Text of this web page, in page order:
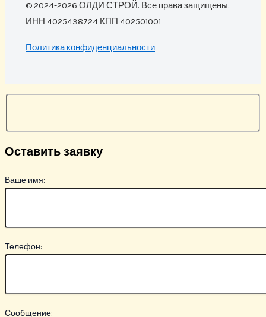
© 2024-2026 ОЛДИ СТРОЙ. Все права защищены.
ИНН 4025438724 КПП 402501001
Политика конфиденциальности
Оставить заявку
Ваше имя:
Телефон:
Сообщение: